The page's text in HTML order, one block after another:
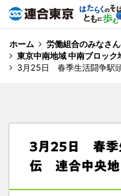
ホーム 労働組合のみなさ
東京中南地域 中南ブロック
3月25日 春季生活闘争駅
3月25日 春季
伝 連合中央地